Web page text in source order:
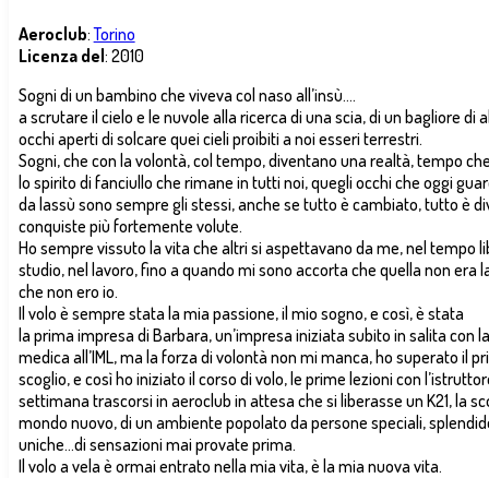
Aeroclub:Torino
Licenza del: 2010
Sogni di un bambino che viveva col naso all’insù….
a scrutare il cielo e le nuvole alla ricerca di una scia, di un bagliore di
occhi aperti di solcare quei cieli proibiti a noi esseri terrestri.
Sogni, che con la volontà, col tempo, diventano una realtà, tempo
lo spirito di fanciullo che rimane in tutti noi, quegli occhi che oggi
da lassù sono sempre gli stessi, anche se tutto è cambiato, tutto è
conquiste più fortemente volute.
Ho sempre vissuto la vita che altri si aspettavano da me, nel tempo
studio, nel lavoro, fino a quando mi sono accorta che quella non era
che non ero io.
Il volo è sempre stata la mia passione, il mio sogno, e così, è stata
la prima impresa di Barbara, un’impresa iniziata subito in salita con
medica all’IML, ma la forza di volontà non mi manca, ho superato il
scoglio, e così ho iniziato il corso di volo, le prime lezioni con
settimana trascorsi in aeroclub in attesa che si liberasse un K21, la
mondo nuovo, di un ambiente popolato da persone speciali,
uniche…di sensazioni mai provate prima.
Il volo a vela è ormai entrato nella mia vita, è la mia nuova vita.